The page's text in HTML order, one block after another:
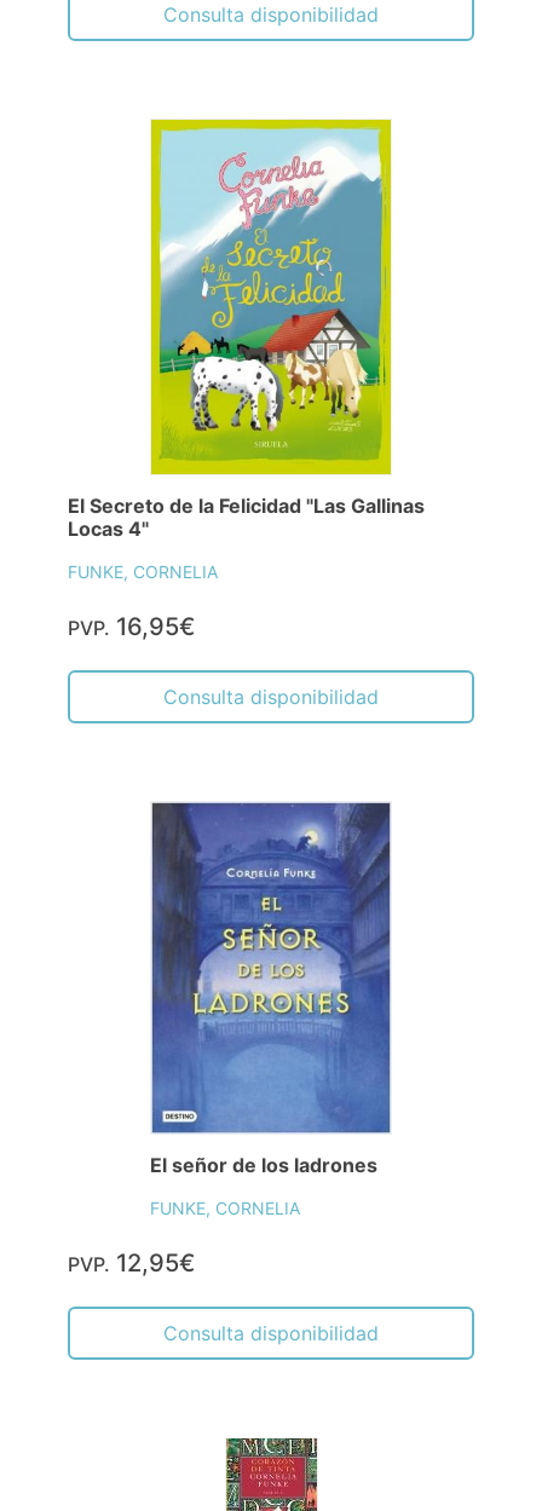
Consulta disponibilidad
El Secreto de la Felicidad "Las Gallinas
Locas 4"
FUNKE, CORNELIA
PVP. 16,95€
Consulta disponibilidad
El señor de los ladrones
FUNKE, CORNELIA
PVP. 12,95€
Consulta disponibilidad